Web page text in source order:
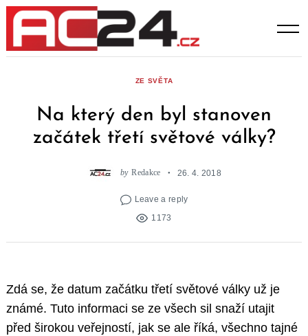
Skip
content
ZE SVĚTA
Na který den byl stanoven
začátek třetí světové války?
by Redakce 26. 4. 2018
Leave a reply
1173
Zdá se, že datum začátku třetí světové války už je
známé. Tuto informaci se ze všech sil snaží utajit
před širokou veřejností, jak se ale říká, všechno tajné